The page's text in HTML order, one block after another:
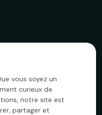
vous soyez un
curieux de
notre site est
partager et